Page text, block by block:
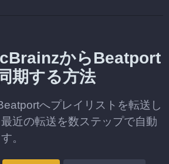
からBeatport
期する方法
へプレイリストを転送し
近の転送を数ステップで自動
。